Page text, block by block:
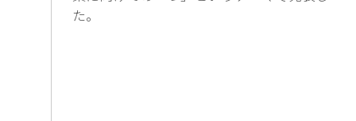
た。